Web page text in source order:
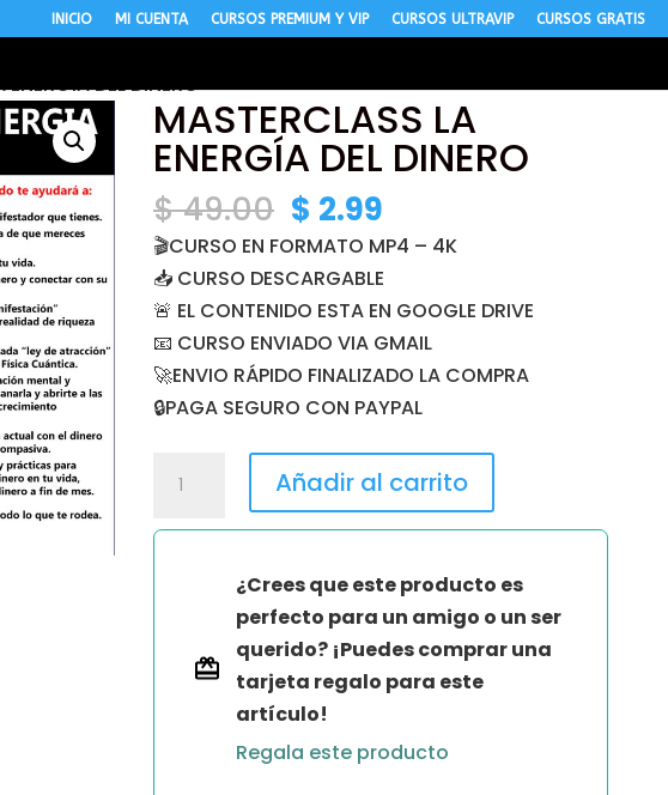
INICIO MI CUENTA CURSOS PREMIUM Y VIP CURSOS ULTRAVIP CURSOS GRATIS
DEL DINERO
MASTERCLASS LA
ENERGÍA DEL DINERO
$49.00 El
precio
original
era:
$ 49.00.
$ 2.99
precio
actual
es:
$ 2.99.
🎬CURSO EN FORMATO MP4 – 4K
📥 CURSO DESCARGABLE
🚨 EL CONTENIDO ESTA EN GOOGLE DRIVE
📧 CURSO ENVIADO VIA GMAIL
🚀ENVIO RÁPIDO FINALIZADO LA COMPRA
🔒PAGA SEGURO CON PAYPAL
MASTERCLASS
ENERGÍA
cantidad
Añadir al carrito
¿Crees que este producto es
perfecto para un amigo o un ser
querido? ¡Puedes comprar una
tarjeta regalo para este
artículo!
Regala este producto